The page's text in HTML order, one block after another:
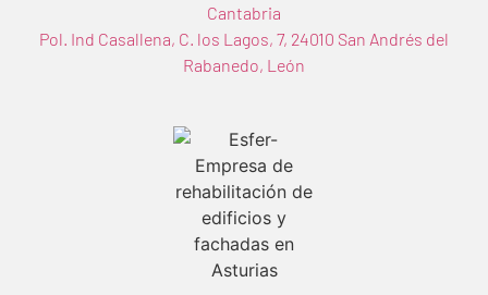
Cantabria
Pol. Ind Casallena, C. los Lagos, 7, 24010 San Andrés del
Rabanedo, León